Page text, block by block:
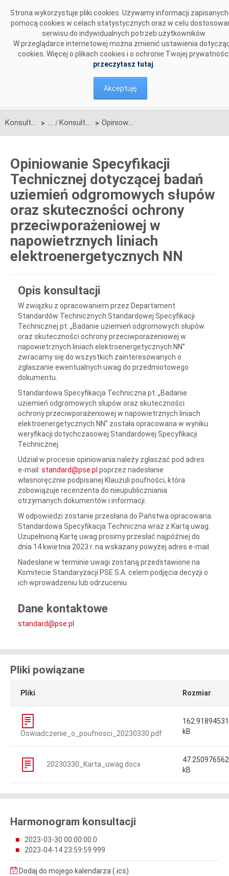
Strona wykorzystuje pliki cookies. Używamy informacji
pomocą cookies w celach statystycznych oraz w celu
serwisu do indywidualnych potrzeb użytkowników.
W przeglądarce internetowej można zmienić ustawienia
cookies. Więcej o plikach cookies i o ochronie Twojej
przeczytasz tutaj
Akceptuję
Konsultacje > Konsultacje zakończone > Opiniowanie Specyfikacji Technicznej dotyczącej badań uziemień odgromowych słupów oraz skuteczności ochrony przeciwporażeniowej w napowietrznych liniach elektroenergetycznych NN
Opiniowanie Specyfikacji
Technicznej dotyczącej badań
uziemień odgromowych słupów
oraz skuteczności ochrony
przeciwporażeniowej w
napowietrznych liniach
elektroenergetycznych NN
Opis konsultacji
W związku z opracowaniem przez Departament
Standardów Technicznych Standardowej Specyfikacji
Technicznej pt. „Badanie uziemień odgromowych słupów
oraz skuteczności ochrony przeciwporażeniowej w
napowietrznych liniach elektroenergetycznych NN”
zwracamy się do wszystkich zainteresowanych o
zgłaszanie ewentualnych uwag do przedmiotowego
dokumentu.
Standardowa Specyfikacja Techniczna pt. „Badanie
uziemień odgromowych słupów oraz skuteczności
ochrony przeciwporażeniowej w napowietrznych liniach
elektroenergetycznych NN” została opracowana w wyniku
weryfikacji dotychczasowej Standardowej Specyfikacji
Technicznej.
Udział w procesie opiniowania należy zgłaszać pod adres
e-mail: standard@pse.pl poprzez nadesłanie
własnoręcznie podpisanej Klauzuli poufności, która
zobowiązuje recenzenta do nieupubliczniania
otrzymanych dokumentów i informacji.
W odpowiedzi zostanie przesłana do Państwa opracowana
Standardowa Specyfikacja Techniczna wraz z Kartą uwag.
Uzupełnioną Kartę uwag prosimy przesłać najpóźniej do
dnia 14 kwietnia 2023 r. na wskazany powyżej adres e-mail.
Nadesłane w terminie uwagi zostaną przedstawione na
Komitecie Standaryzacji PSE S.A. celem podjęcia decyzji o
ich wprowadzeniu lub odrzuceniu.
Dane kontaktowe
standard@pse.pl
Pliki powiązane
Pliki Rozmiar
Oswiadczenie_o_poufnosci_20230330.pdf
kB
20230330_Karta_uwag.docx
kB
Harmonogram konsultacji
2023-03-30 00:00:00.0
2023-04-14 23:59:59.999
Dodaj do mojego kalendarza (.ics)